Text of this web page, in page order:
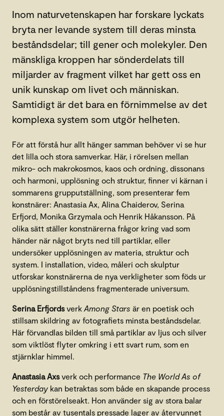
Inom naturvetenskapen har forskare lyckats
bryta ner levande system till deras minsta
beståndsdelar; till gener och molekyler. Den
mänskliga kroppen har sönderdelats till
miljarder av fragment vilket har gett oss en
unik kunskap om livet och människan.
Samtidigt är det bara en förnimmelse av det
komplexa system som utgör helheten.
För att förstå hur allt hänger samman behöver vi se hur
det lilla och stora samverkar. Här, i rörelsen mellan
mikro- och makrokosmos, kaos och ordning, dissonans
och harmoni, upplösning och struktur, finner vi kärnan i
sommarens grupputställning, som presenterar fem
konstnärer: Anastasia Ax, Alina Chaiderov, Serina
Erfjord, Monika Grzymala och Henrik Håkansson. På
olika sätt ställer konstnärerna frågor kring vad som
händer när något bryts ned till partiklar, eller
undersöker upplösningen av materia, struktur och
system. I installation, video, måleri och skulptur
utforskar konstnärerna de nya verkligheter som föds ur
upplösningstillståndens fragmenterade universum.
Serina Erfjordsverk Among Stars är en poetisk och
stillsam skildring av fotografiets minsta beståndsdelar.
Här förvandlas bilden till små partiklar av ljus och silver
som viktlöst flyter omkring i ett svart rum, som en
stjärnklar himmel.
Anastasia Axsverk och performance The World As of
Yesterday kan betraktas som både en skapande process
och en förstörelseakt. Hon använder sig av stora balar
som består av tusentals pressade lager av återvunnet